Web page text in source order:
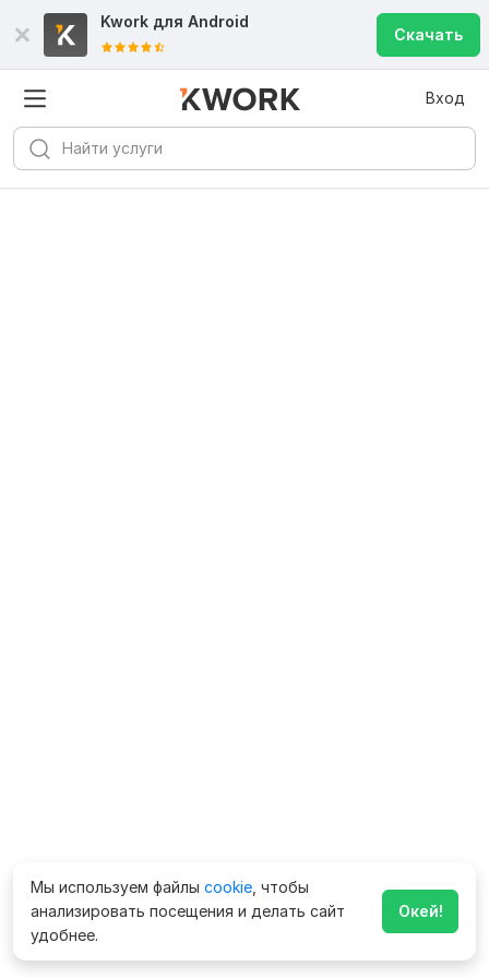
Kwork для Android
Скачать
Вход
Мы используем файлы cookie , чтобы
анализировать посещения и делать сайт
удобнее.
Окей!